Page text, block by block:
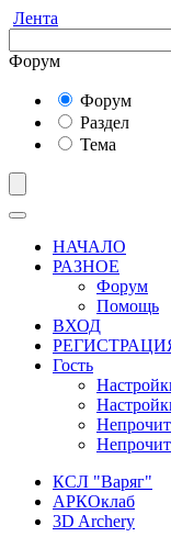
Лента
Форум
Форум
Раздел
Тема
НАЧАЛО
РАЗНОЕ
Форум
Помощь
ВХОД
Гость
КСЛ "Варяг"
АРКОклаб
3D Archery